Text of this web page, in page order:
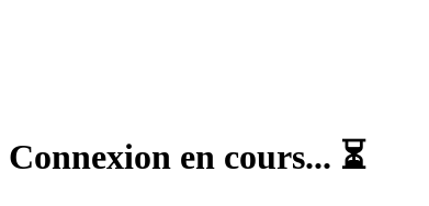
Connexion en cours... ⏳